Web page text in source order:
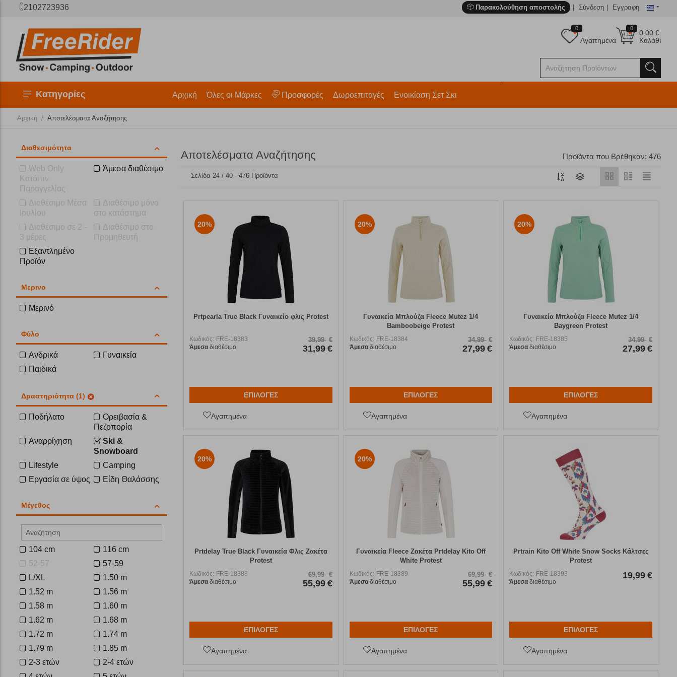
2102723936 Παρακολούθηση αποστολής Σύνδεση Εγγραφή
0
0,00€
Καλάθι
0
Αγαπημένα
Κατηγορίες Αρχική Όλες οι Μάρκες Προσφορές Δωροεπιταγές Ενοικίαση Σετ Σκι
Αρχική / Αποτελέσματα Αναζήτησης
Διαθεσιμότητα
Web Only
Κατόπιν
Παραγγελίας
Άμεσα διαθέσιμο
Διαθέσιμο Μέσα
Ιουλίου
Διαθέσιμο μόνο
στο κατάστημα
Διαθέσιμο σε 2 -
3 μέρες
Διαθέσιμο στο
Προμηθευτή
Εξαντλημένο
Προϊόν
Μερινο
Μερινό
Φύλο
Ανδρικά
Γυναικεία
Παιδικά
Δραστηριότητα (1)
Ποδήλατο
Ορειβασία &
Πεζοπορία
Αναρρίχηση
Ski &
Snowboard
Lifestyle
Camping
Εργασία σε ύψος
Είδη Θαλάσσης
Μέγεθος
104 cm
116 cm
52-57
57-59
L/XL
1.50 m
1.52 m
1.56 m
1.58 m
1.60 m
1.62 m
1.68 m
1.72 m
1.74 m
1.79 m
1.85 m
2-3 ετών
2-4 ετών
Αποτελέσματα Αναζήτησης Προϊόντα που Βρέθηκαν: 476
Σελίδα 24 / 40 - 476 Προϊόντα
20%
Prtpearla True Black Γυναικείο φλις Protest
Κωδικός: FRE-18383
Άμεσαδιαθέσιμο
39,99 €
31,99 €
ΕΠΙΛΟΓΕΣ
Αγαπημένα
20%
Γυναικεία Μπλούζα Fleece Mutez 1/4
Bamboobeige Protest
Κωδικός: FRE-18384
Άμεσαδιαθέσιμο
34,99 €
27,99 €
ΕΠΙΛΟΓΕΣ
Αγαπημένα
20%
Γυναικεία Μπλούζα Fleece Mutez 1/4
Baygreen Protest
Κωδικός: FRE-18385
Άμεσα διαθέσιμο
34,99 €
27,99 €
ΕΠΙΛΟΓΕΣ
Αγαπημένα
20%
Prtdelay True Black Γυναικεία Φλις Ζακέτα
Protest
Κωδικός: FRE-18388
Άμεσαδιαθέσιμο
69,99 €
55,99 €
ΕΠΙΛΟΓΕΣ
Αγαπημένα
20%
Γυναικεία Fleece Ζακέτα Prtdelay Kito Off
White Protest
Κωδικός: FRE-18389
Άμεσαδιαθέσιμο
69,99 €
55,99 €
ΕΠΙΛΟΓΕΣ
Αγαπημένα
Prtrain Kito Off White Snow Socks Κάλτσες
Protest
Κωδικός: FRE-18393
Άμεσα διαθέσιμο
19,99 €
ΕΠΙΛΟΓΕΣ
Αγαπημένα